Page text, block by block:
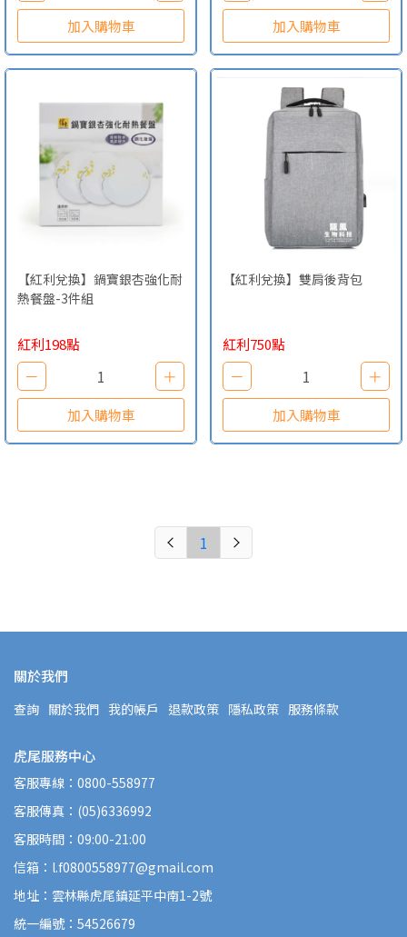
加入購物車 加入購物車
【紅利兌換】鍋寶銀杏強化耐
熱餐盤-3件組
紅利198點
－ 1 ＋
加入購物車
【紅利兌換】雙肩後背包
紅利750點
－ 1 ＋
加入購物車
1
關於我們
查詢 關於我們 我的帳戶 退款政策 隱私政策 服務條款
虎尾服務中心
客服專線：0800-558977
客服傳真：(05)6336992
客服時間：09:00-21:00
信箱：l.f0800558977@gmail.com
地址：雲林縣虎尾鎮延平中南1-2號
統一編號：54526679